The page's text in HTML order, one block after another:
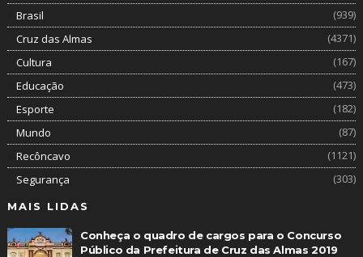
Brasil
(939)
Cruz das Almas
(4371)
Cultura
(167)
Educação
(473)
Esporte
(182)
Mundo
(87)
Recôncavo
(1121)
Segurança
(303)
MAIS LIDAS
Conheça o quadro de cargos para o Concurso
Público da Prefeitura de Cruz das Almas 2019